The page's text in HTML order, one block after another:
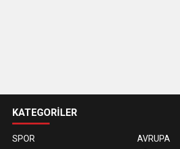
siteleri
KATEGORİLER
SPOR
AVRUPA